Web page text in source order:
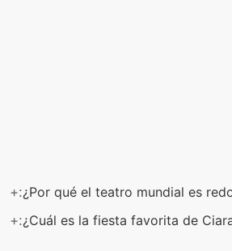
+:¿Por qué el teatro mundial es
+:¿Cuál es la fiesta favorita de